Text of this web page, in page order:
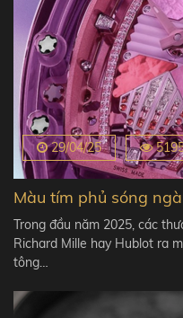
29/04/25
Màu tím phủ sóng
Trong đầu năm 2025, các
Richard Mille hay Hublot ra
tông…